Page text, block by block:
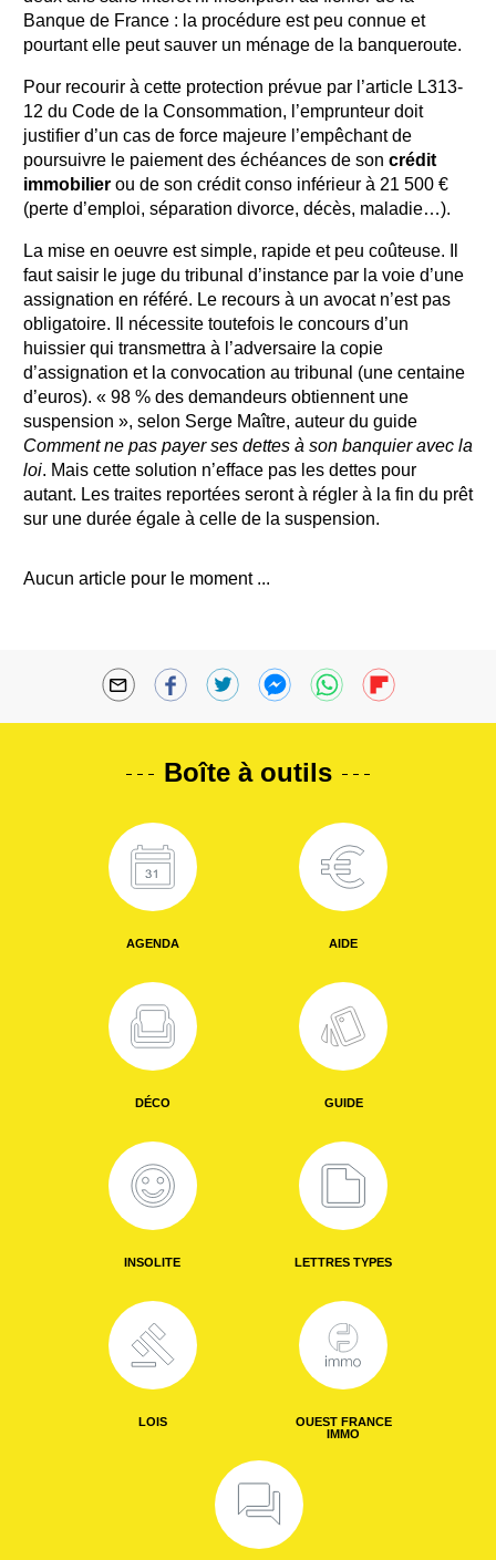
Banque de France : la procédure est peu connue et
pourtant elle peut sauver un ménage de la banqueroute.
Pour recourir à cette protection prévue par l’article L313-
12 du Code de la Consommation, l’emprunteur doit
justifier d’un cas de force majeure l’empêchant de
poursuivre le paiement des échéances de son crédit
immobilier ou de son crédit conso inférieur à 21 500 €
(perte d’emploi, séparation divorce, décès, maladie…).
La mise en oeuvre est simple, rapide et peu coûteuse. Il
faut saisir le juge du tribunal d’instance par la voie d’une
assignation en référé. Le recours à un avocat n’est pas
obligatoire. Il nécessite toutefois le concours d’un
huissier qui transmettra à l’adversaire la copie
d’assignation et la convocation au tribunal (une centaine
d’euros). « 98 % des demandeurs obtiennent une
suspension », selon Serge Maître, auteur du guide
Comment ne pas payer ses dettes à son banquier avec la
loi. Mais cette solution n’efface pas les dettes pour
autant. Les traites reportées seront à régler à la fin du prêt
sur une durée égale à celle de la suspension.
Aucun article pour le moment ...
Boîte à outils
AGENDA AIDE
DÉCO GUIDE
INSOLITE LETTRES TYPES
LOIS
OUEST FRANCE
IMMO